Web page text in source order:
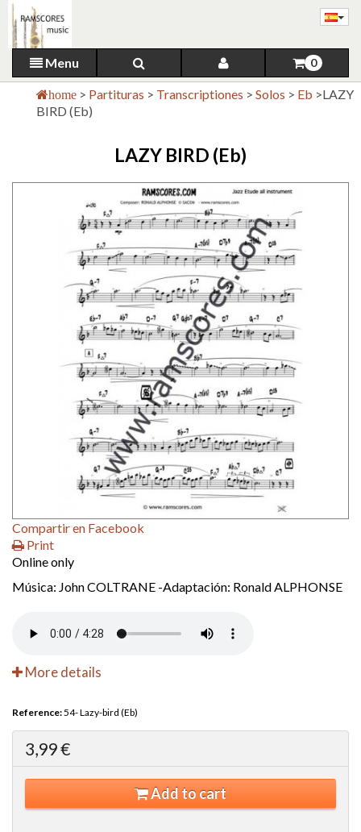
Menu 0
home > Partituras > Transcriptiones > Solos > Eb >LAZY
BIRD (Eb)
LAZY BIRD (Eb)
Compartir en Facebook
Print
Online only
Música: John COLTRANE -Adaptación: Ronald ALPHONSE
More details
Reference:54- Lazy-bird (Eb)
3,99 €
Add to cart